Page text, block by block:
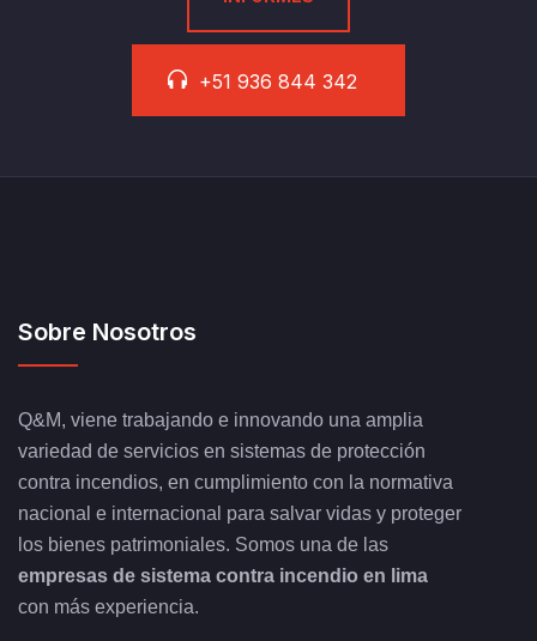
+51 936 844 342
Sobre Nosotros
Q&M, viene trabajando e innovando una amplia
variedad de servicios en sistemas de protección
contra incendios, en cumplimiento con la normativa
nacional e internacional para salvar vidas y proteger
los bienes patrimoniales. Somos una de las
empresas de sistema contra incendio en lima
con más experiencia.